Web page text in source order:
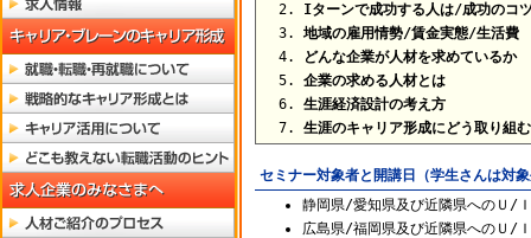
Iターンで成功する人は/成功のコ
地域の雇用情勢/賃金実態/生活費
どんな企業が人材を求めているか
企業の求める人材とは
生涯経済設計の考え方
生涯のキャリア形成にどう取り組
セミナー対象者と開講日（学生さんは対
静岡県/愛知県及び近隣県へのＵ/
広島県/福岡県及び近隣県へのＵ/